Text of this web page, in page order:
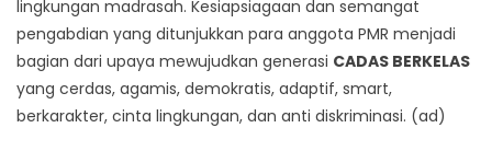
lingkungan madrasah. Kesiapsiagaan dan semangat
pengabdian yang ditunjukkan para anggota PMR menjadi
bagian dari upaya mewujudkan generasi CADAS BERKELAS
yang cerdas, agamis, demokratis, adaptif, smart,
berkarakter, cinta lingkungan, dan anti diskriminasi. (ad)